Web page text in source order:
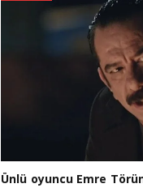
Ünlü oyuncu Emre